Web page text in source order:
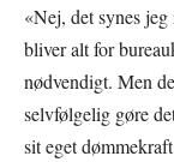
«Nej, det synes
bliver alt for
nødvendigt. Men
selvfølgelig gøre
sit eget